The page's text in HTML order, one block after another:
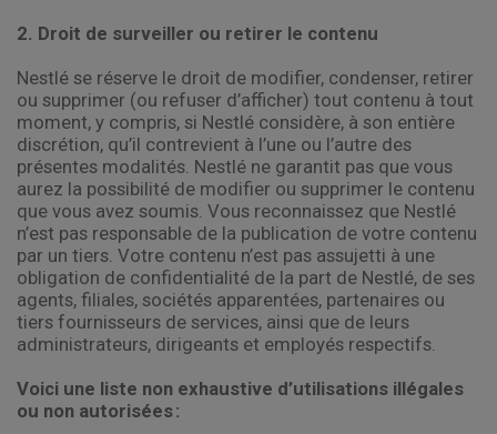
2. Droit de surveiller ou retirer le contenu
Nestlé se réserve le droit de modifier, condenser, retirer
ou supprimer (ou refuser d’afficher) tout contenu à tout
moment, y compris, si Nestlé considère, à son entière
discrétion, qu’il contrevient à l’une ou l’autre des
présentes modalités. Nestlé ne garantit pas que vous
aurez la possibilité de modifier ou supprimer le contenu
que vous avez soumis. Vous reconnaissez que Nestlé
n’est pas responsable de la publication de votre contenu
par un tiers. Votre contenu n’est pas assujetti à une
obligation de confidentialité de la part de Nestlé, de ses
agents, filiales, sociétés apparentées, partenaires ou
tiers fournisseurs de services, ainsi que de leurs
administrateurs, dirigeants et employés respectifs.
Voici une liste non exhaustive d’utilisations illégales
ou non autorisées :